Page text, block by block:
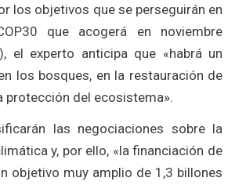
los objetivos que se perseguirán en
que acogerá en noviembre
el experto anticipa que «habrá un
los bosques, en la restauración de
protección del ecosistema».
las negociaciones sobre la
y, por ello, «la financiación de
objetivo muy amplio de 1,3 billones